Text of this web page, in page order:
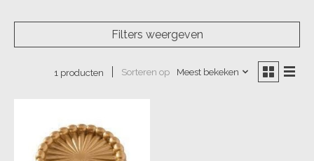
Filters weergeven
1 producten Sorteren op Meest bekeken